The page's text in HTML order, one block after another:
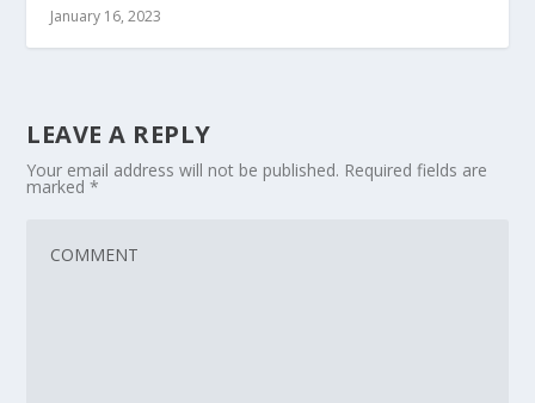
January 16, 2023
LEAVE A REPLY
Your email address will not be published. Required fields are
marked*